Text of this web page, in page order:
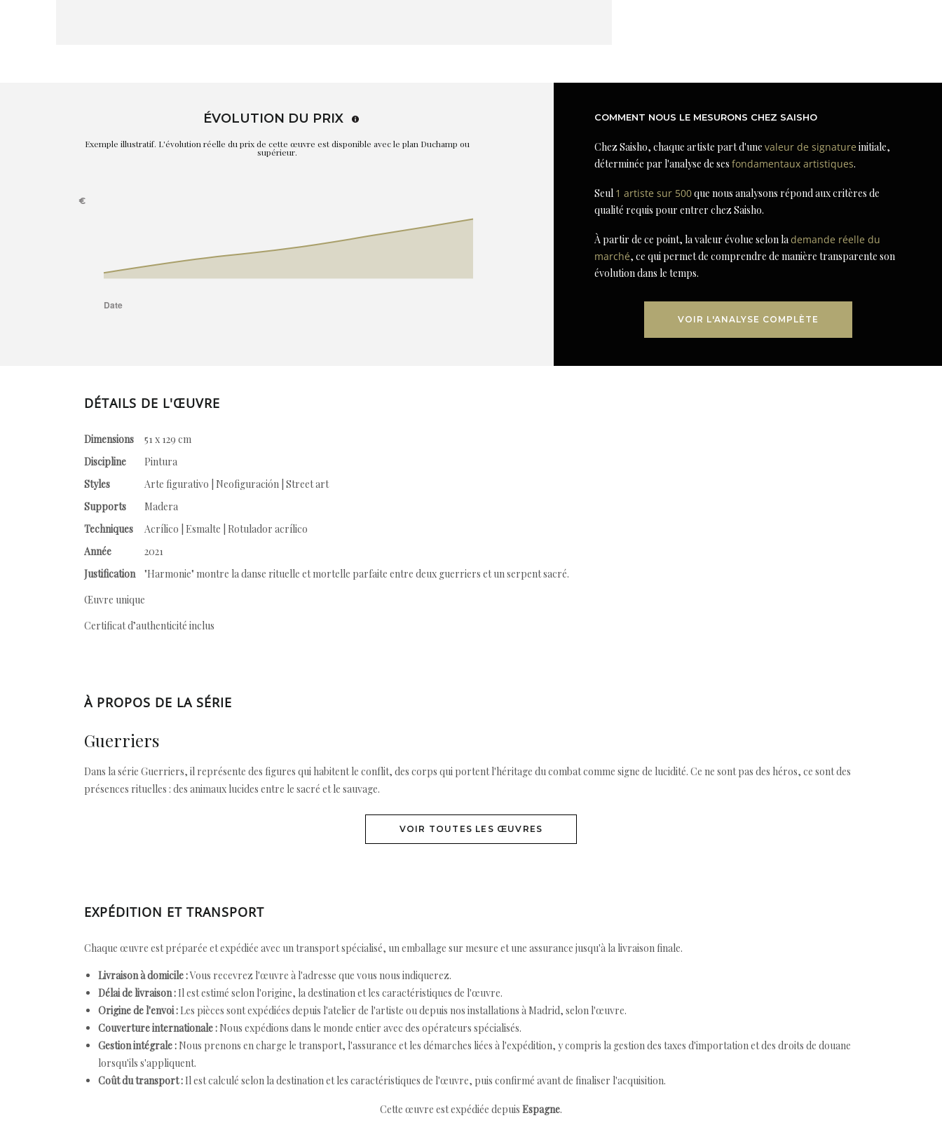
ÉVOLUTION DU PRIX
Exemple illustratif. L'évolution réelle du prix de cette œuvre est disponible avec le plan Duchamp ou
supérieur.
COMMENT NOUS LE MESURONS CHEZ SAISHO
Chez Saisho, chaque artiste part d'unevaleur de signature initiale,
déterminée par l'analyse de sesfondamentaux artistiques.
Seul 1 artiste sur 500que nous analysons répond aux critères de
qualité requis pour entrer chez Saisho.
À partir de ce point, la valeur évolue selon lademande réelle du
marché, ce qui permet de comprendre de manière transparente son
évolution dans le temps.
VOIR L'ANALYSE COMPLÈTE
DÉTAILS DE L'ŒUVRE
Dimensions
51 x 129 cm
Discipline
Pintura
Styles
Arte figurativo | Neofiguración | Street art
Supports
Madera
Techniques
Acrílico | Esmalte | Rotulador acrílico
Année
2021
Justification
"Harmonie" montre la danse rituelle et mortelle parfaite entre deux guerriers et un serpent sacré.
Œuvre unique
Certificat d’authenticité inclus
À PROPOS DE LA SÉRIE
Guerriers
Dans la série Guerriers, il représente des figures qui habitent le conflit, des corps qui portent l'héritage du combat comme signe de lucidité. Ce ne sont pas des héros, ce sont des
présences rituelles : des animaux lucides entre le sacré et le sauvage.
VOIR TOUTES LES ŒUVRES
EXPÉDITION ET TRANSPORT
Chaque œuvre est préparée et expédiée avec un transport spécialisé, un emballage sur mesure et une assurance jusqu'à la livraison finale.
Livraison à domicile :Vous recevrez l'œuvre à l'adresse que vous nous indiquerez.
Délai de livraison : Il est estimé selon l'origine, la destination et les caractéristiques de l'œuvre.
Origine de l'envoi : Les pièces sont expédiées depuis l'atelier de l'artiste ou depuis nos installations à Madrid, selon l'œuvre.
Couverture internationale : Nous expédions dans le monde entier avec des opérateurs spécialisés.
Gestion intégrale : Nous prenons en charge le transport, l'assurance et les démarches liées à l'expédition, y compris la gestion des taxes d'importation et des droits de douane
lorsqu'ils s'appliquent.
Coût du transport : Il est calculé selon la destination et les caractéristiques de l'œuvre, puis confirmé avant de finaliser l'acquisition.
Cette œuvre est expédiée depuis Espagne.